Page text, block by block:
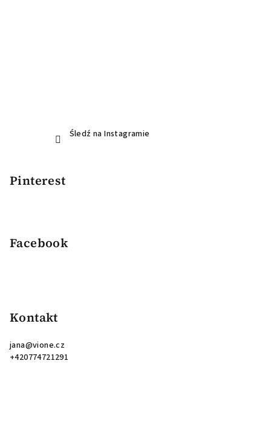
Śledź na Instagramie
Pinterest
Facebook
Kontakt
jana@vione.cz
+420774721291